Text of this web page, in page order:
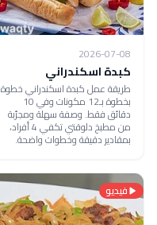
2026-07-08
كبدة اسكندراني
طريقة عمل كبدة اسكندراني خطوة
بخطوة بـ12 مكونات وفي 10
دقائق فقط. وصفة سهلة ومجرّبة
من مطبخ دلوقتي تكفي 4 أفراد،
بمقادير دقيقة وخطوات واضحة.
فيديو